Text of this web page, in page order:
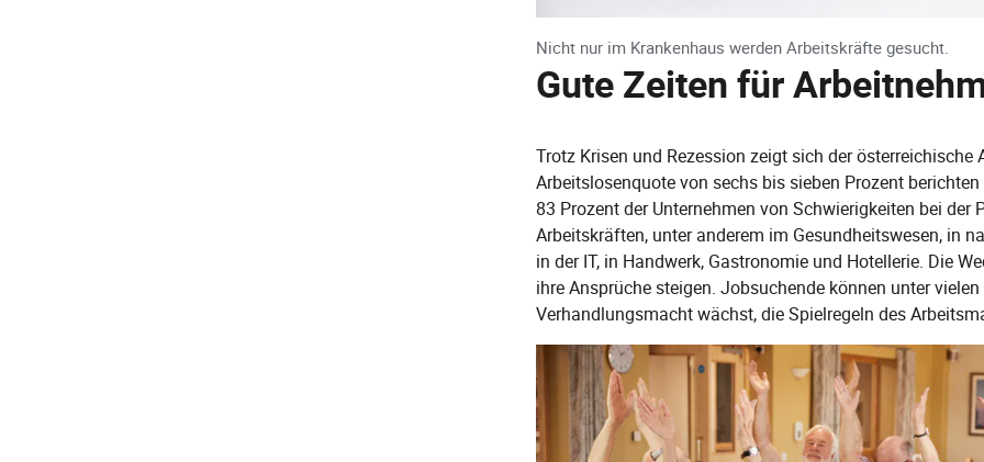
Nicht nur im Krankenhaus werden Arbeitskräfte gesucht.
Gute Zeiten für
Trotz Krisen und Rezession zeigt sich der
Arbeitslosenquote von sechs bis sieben Prozent
83 Prozent der Unternehmen von Schwierigkeiten bei
Arbeitskräften, unter anderem im Gesundheitswesen, in
in der IT, in Handwerk, Gastronomie und Hotellerie. Die
ihre Ansprüche steigen. Jobsuchende können unter
Verhandlungsmacht wächst, die Spielregeln des